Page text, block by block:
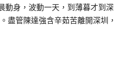
動身，波動一天，到薄暮才到深
盡管陳達強含辛茹苦離開深圳，